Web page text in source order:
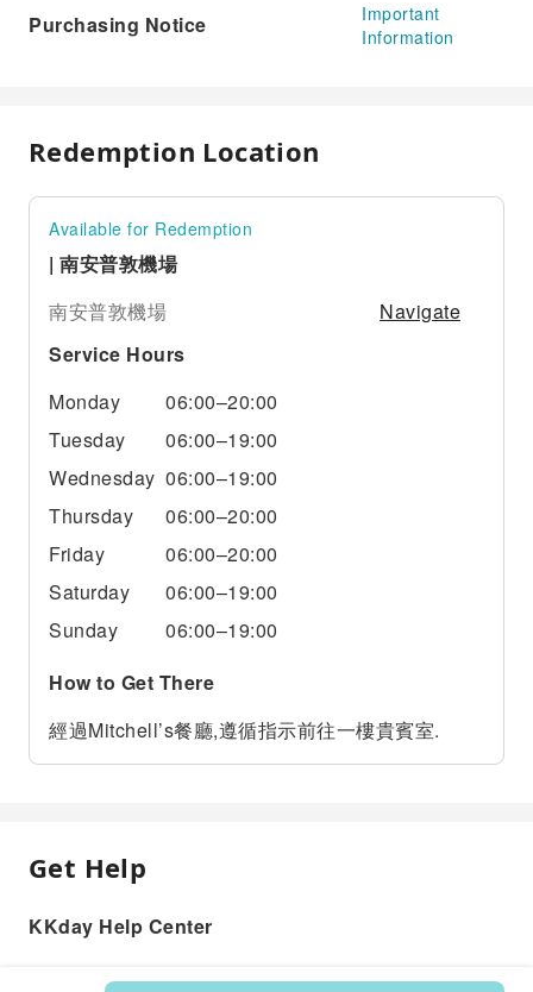
Purchasing Notice
Important
Information
Redemption Location
Available for Redemption
| 南安普敦機場
南安普敦機場
Navigate
Service Hours
Monday
06:00–20:00
Tuesday
06:00–19:00
Wednesday 06:00–19:00
Thursday
06:00–20:00
Friday
06:00–20:00
Saturday
06:00–19:00
Sunday
06:00–19:00
How to Get There
經過Mitchell’s餐廳,遵循指示前往一樓貴賓室.
Get Help
KKday Help Center